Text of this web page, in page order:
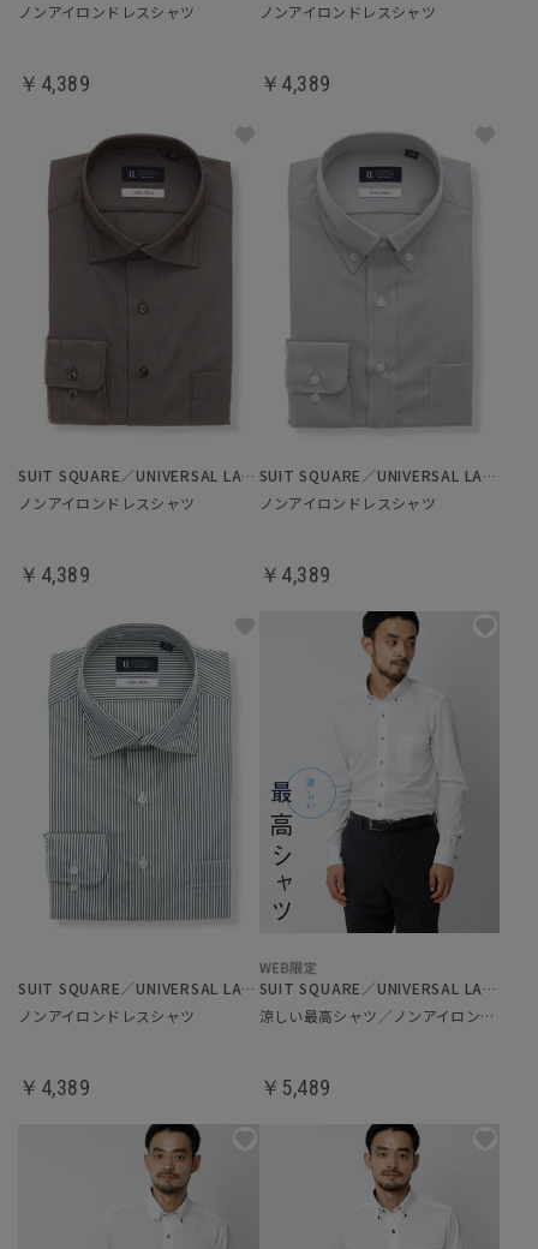
ノンアイロンドレスシャツ
￥4,389
ノンアイロンドレスシャツ
￥4,389
SUIT SQUARE／UNIVERSAL LANGUAGE
ノンアイロンドレスシャツ
￥4,389
SUIT SQUARE／UNIVERSAL LANGUAGE
ノンアイロンドレスシャツ
￥4,389
SUIT SQUARE／UNIVERSAL LANGUAGE
ノンアイロンドレスシャツ
￥4,389
SUIT SQUARE／UNIVERSAL LANGUAGE
涼しい最高シャツ／ノンアイロンジャージードレスシャツ
￥5,489